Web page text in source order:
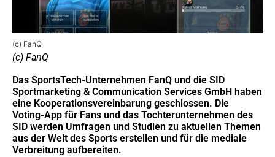
(c) FanQ
(c) FanQ
Das SportsTech-Unternehmen FanQ und die SID
Sportmarketing & Communication Services GmbH haben
eine Kooperationsvereinbarung geschlossen. Die
Voting-App für Fans und das Tochterunternehmen des
SID werden Umfragen und Studien zu aktuellen Themen
aus der Welt des Sports erstellen und für die mediale
Verbreitung aufbereiten.